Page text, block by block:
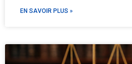
EN SAVOIR PLUS »